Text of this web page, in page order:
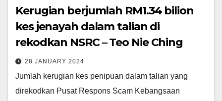
Kerugian berjumlah RM1.34 bilion
kes jenayah dalam talian di
rekodkan NSRC – Teo Nie Ching
28 JANUARY 2024
Jumlah kerugian kes penipuan dalam talian yang
direkodkan Pusat Respons Scam Kebangsaan